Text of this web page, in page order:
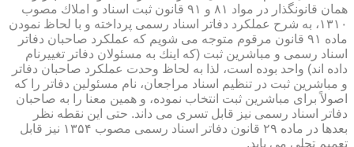
همان قانونگذار در مواد ۸۱ و ۹۱ قانون ثبت اسناد و املاك مصوب
۱۳۱۰، به شرح عملكرد دفاتر اسناد رسمی پرداخته و با لحاظ نمودن
ماده ۹۱ قانون مرقوم متوجه می شویم كه عملكرد صاحبان دفاتر
اسناد رسمی و مباشرین ثبت (كه اینك به مسئولان دفاتر تغییرنام
داده اند) واحد بوده است، لذا به لحاظ وحدت عملكرد صاحبان دفاتر
و مباشرین ثبت در تنظیم اسناد مراجعان، نام مسئولین دفاتر را كه
اصولاً برای مباشرین ثبت انتخاب نموده، و همین معنا را به صاحبان
دفاتر اسناد رسمی نیز قابل تسری می داند. حتی این نقطه نظر
بعدها در ماده ۲۹ قانون دفاتر اسناد رسمی مصوب ۱۳۵۴ نیز قابل
تعمیم تجلی می یابد.